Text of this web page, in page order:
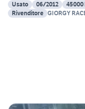
Usato
06/2012 45000
Rivenditore GIORGY